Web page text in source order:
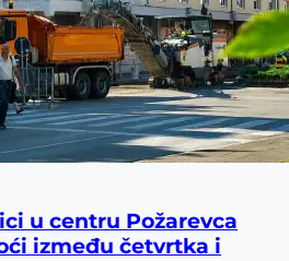
u centru Požarevca
između četvrtka i